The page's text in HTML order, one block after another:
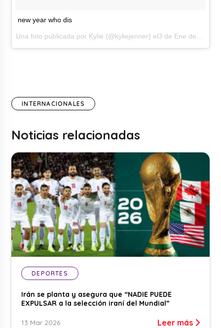
new year who dis
Una foto publicada por Kylie (@kyliejenner) el3 de Ene de 2017 a la(s) 10:11 PST
INTERNACIONALES
Noticias relacionadas
DEPORTES
Irán se planta y asegura que “NADIE PUEDE
EXPULSAR a la selección iraní del Mundial”
13 Mar 2026 Leer más